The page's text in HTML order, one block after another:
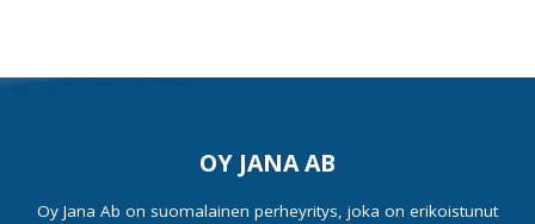
OY JANA AB
Oy Jana Ab on suomalainen perheyritys, joka on erikoistunut